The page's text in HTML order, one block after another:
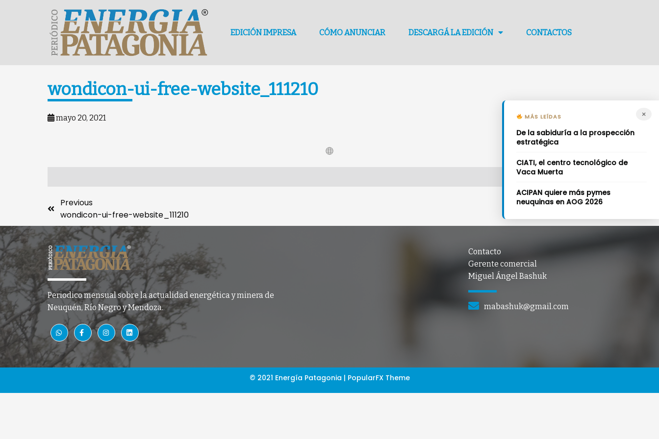
EDICIÓN IMPRESA CÓMO ANUNCIAR DESCARGÁ LA EDICIÓN CONTACTOS
wondicon-ui-free-website_111210
mayo 20, 2021
Previous
wondicon-ui-free-website_111210
Periodico mensual sobre la actualidad energética y minera de
Neuquén, Río Negro y Mendoza.
Contacto
Gerente comercial
Miguel Ángel Bashuk
mabashuk@gmail.com
© 2021 Energía Patagonia | PopularFX Theme
×
MÁS LEÍDAS
De la sabiduría a la prospección
estratégica
CIATI, el centro tecnológico de
Vaca Muerta
ACIPAN quiere más pymes
neuquinas en AOG 2026